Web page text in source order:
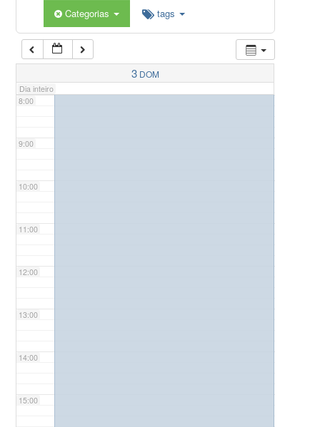
Categorias tags
3 DOM
Dia inteiro
7:00
8:00
9:00
10:00
11:00
12:00
13:00
14:00
15:00